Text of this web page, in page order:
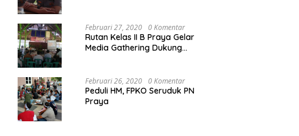
Februari 27, 2020 0 Komentar
Rutan Kelas II B Praya Gelar
Media Gathering Dukung
Februari 26, 2020 0 Komentar
Peduli HM, FPKO Seruduk PN
Praya